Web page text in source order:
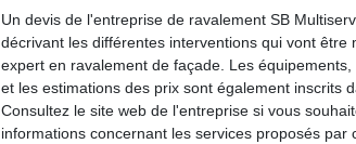
Un devis de l'entreprise de ravalement SB
décrivant les différentes interventions qui vont
expert en ravalement de façade. Les
et les estimations des prix sont également inscrits
Consultez le site web de l'entreprise si vous
informations concernant les services proposés par